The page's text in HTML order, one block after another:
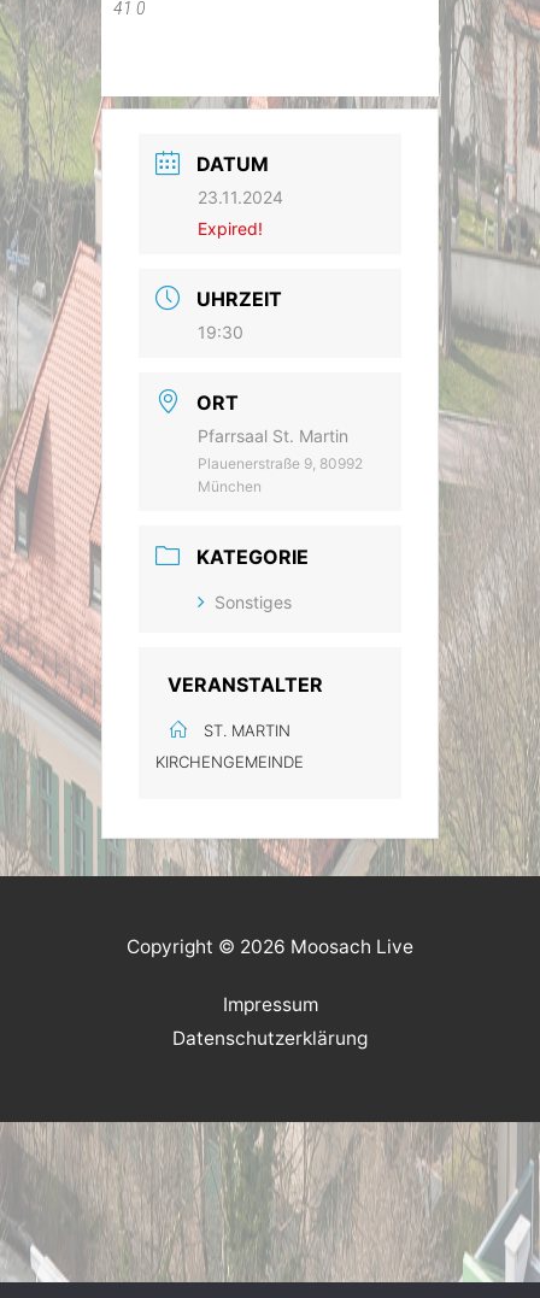
41 0
DATUM
23.11.2024
Expired!
UHRZEIT
19:30
ORT
Pfarrsaal St. Martin
Plauenerstraße 9, 80992
München
KATEGORIE
Sonstiges
VERANSTALTER
ST. MARTIN
KIRCHENGEMEINDE
Copyright © 2026 Moosach Live
Impressum
Datenschutzerklärung